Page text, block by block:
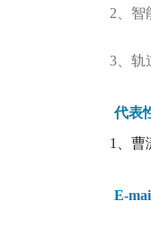
2、智
3、轨
代表
1、曹
E-